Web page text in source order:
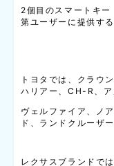
2個目のスマートキ
第ユーザーに提供す
トヨタでは、クラウ
ハリアー、CH-R、ア
ヴェルファイア、ノ
ド、ランドクルーザ
レクサスブランドで